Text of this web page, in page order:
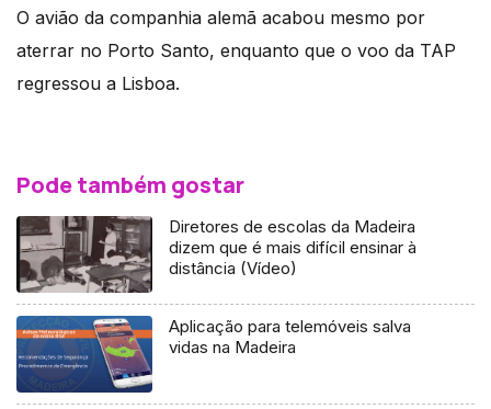
O avião da companhia alemã acabou mesmo por
aterrar no Porto Santo, enquanto que o voo da TAP
regressou a Lisboa.
Pode também gostar
Diretores de escolas da Madeira
dizem que é mais difícil ensinar à
distância (Vídeo)
Aplicação para telemóveis salva
vidas na Madeira